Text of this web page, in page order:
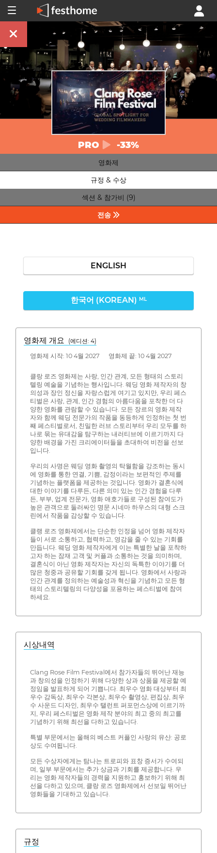
PRO -33%
영화제
규정 & 수상
섹션 & 참가비 (9)
전송
ENGLISH
한국어 (KOREAN) ML
영화제 개요 (에디션: 4)
영화제 시작: 10 4월 2027 영화제 끝: 10 4월 2027
클랑 로즈 영화제는 사랑, 인간 관계, 모든 형태의 스토리
텔링 예술을 기념하는 행사입니다. 웨딩 영화 제작자의 창
의성과 장인 정신을 자랑스럽게 여기고 있지만, 우리 페스
티벌은 사랑, 관계, 인간 경험의 아름다움을 포착한 더 다
양한 영화를 관람할 수 있습니다. 모든 장르의 영화 제작
자와 함께 웨딩 전문가의 작품을 동등하게 인정하는 첫 번
째 페스티벌로서, 친밀한 러브 스토리부터 우리 모두를 하
나로 묶는 유대감을 탐구하는 내러티브에 이르기까지 다
양한 배경을 가진 크리에이터들을 초대하여 비전을 선보
입니다.
우리의 사명은 웨딩 영화 촬영의 탁월함을 강조하는 동시
에 영화를 통한 연결, 기쁨, 감정이라는 보편적인 주제를
기념하는 플랫폼을 제공하는 것입니다. 영화가 결혼식에
대한 이야기를 다루든, 다른 의미 있는 인간 경험을 다루
든, 부부, 업계 전문가, 영화 애호가들로 구성된 참여도가
높은 관객으로 둘러싸인 명문 시네마 하우스의 대형 스크
린에서 작품을 감상할 수 있습니다.
클랭 로즈 영화제에서는 단순한 인정을 넘어 영화 제작자
들이 서로 소통하고, 협력하고, 영감을 줄 수 있는 기회를
만듭니다. 웨딩 영화 제작자에게 이는 특별한 날을 포착하
고자 하는 잠재 고객 및 커플과 소통하는 것을 의미하며,
결혼식이 아닌 영화 제작자는 자신의 독특한 이야기를 더
많은 청중과 공유할 기회를 갖게 됩니다. 영화에서 사랑과
인간 관계를 정의하는 예술성과 혁신을 기념하고 모든 형
태의 스토리텔링의 다양성을 포용하는 페스티벌에 참여
하세요.
시상내역
Clang Rose Film Festival에서 참가자들의 뛰어난 재능
과 창의성을 인정하기 위해 다양한 상과 상품을 제공할 예
정임을 발표하게 되어 기쁩니다. 최우수 영화 대상부터 최
우수 감독상, 최우수 각본상, 최우수 촬영상, 편집상, 최우
수 사운드 디자인, 최우수 탤런트 퍼포먼스상에 이르기까
지, 우리 페스티벌은 영화 제작 분야의 최고 중의 최고를
기념하기 위해 최선을 다하고 있습니다.
특별 부문에서는 올해의 베스트 커플인 사랑의 유산: 공로
상도 수여됩니다.
모든 수상자에게는 탐나는 트로피와 표창 증서가 수여되
며, 일부 부문에서는 추가 상금과 기회를 제공합니다. 우
리는 영화 제작자들의 경력을 지원하고 홍보하기 위해 최
선을 다하고 있으며, 클랑 로즈 영화제에서 선보일 뛰어난
영화들을 기대하고 있습니다.
규정